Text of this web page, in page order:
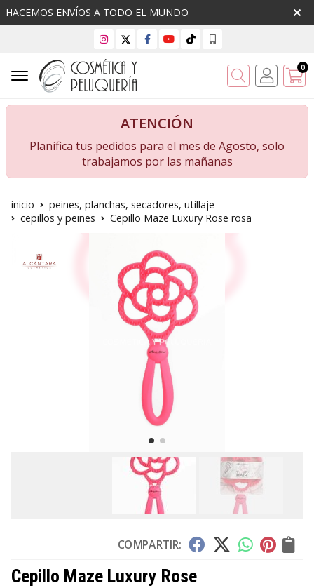
HACEMOS ENVÍOS A TODO EL MUNDO
Buscar 0
ATENCIÓN
Planifica tus pedidos para el mes de Agosto, solo
trabajamos por las mañanas
inicio
peines, planchas, secadores, utillaje
cepillos y peines
Cepillo Maze Luxury Rose rosa
COMPARTIR:
Cepillo Maze Luxury Rose